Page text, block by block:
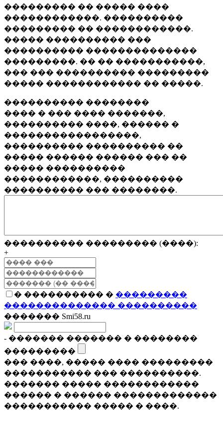
��������� �� ����� ����
������������. ����������
��������� �� ������������.
����� ���������� ���
���������� ��������������
���������. �� �� �����������,
��� ��� ���������� ���������
����� ������������ �� �����.
���������� ��������
���� � ��� ���� �������,
���������� ����, ������ �
�����������������,
���������� ���������� ��
����� ������ ������ ��� ��
����� ����������
������������, ����������
���������� ��� ��������.
���������� ��������� (����):
+
� ���������� � ���������
�������������� ����������
������� Smi58.ru
- ������� ������� � ��������
���������
��� ����, ����� ���� ���������
����������� ��� ����������.
������� ����� ������������
������ � ������ �������������
����������� ����� � ����.